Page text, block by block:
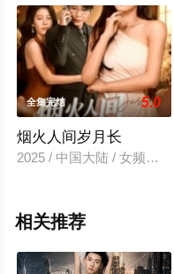
全集完结 5.0
烟火人间岁月长
2025 / 中国大陆 / 女频恋爱
相关推荐